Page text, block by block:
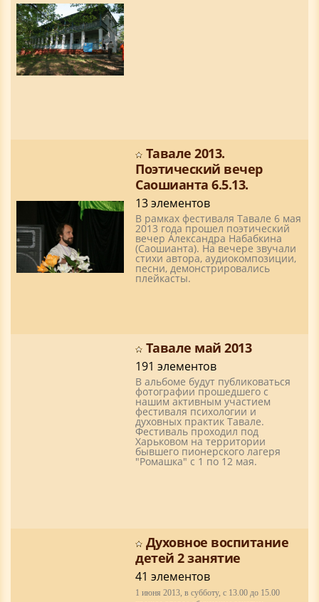
Тавале 2013.
Поэтический вечер
Саошианта 6.5.13.
13 элементов
В рамках фестиваля Тавале 6 мая
2013 года прошел поэтический
вечер Александра Набабкина
(Саошианта). На вечере звучали
стихи автора, аудиокомпозиции,
песни, демонстрировались
плейкасты.
Тавале май 2013
191 элементов
В альбоме будут публиковаться
фотографии прошедшего с
нашим активным участием
фестиваля психологии и
духовных практик Тавале.
Фестиваль проходил под
Харьковом на территории
бывшего пионерского лагеря
"Ромашка" с 1 по 12 мая.
Духовное воспитание
детей 2 занятие
41 элементов
1 июня 2013, в субботу, с 13.00 до 15.00